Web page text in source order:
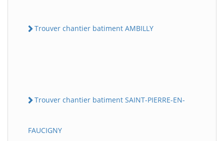
Trouver chantier batiment AMBILLY
Trouver chantier batiment SAINT-PIERRE-EN-
FAUCIGNY